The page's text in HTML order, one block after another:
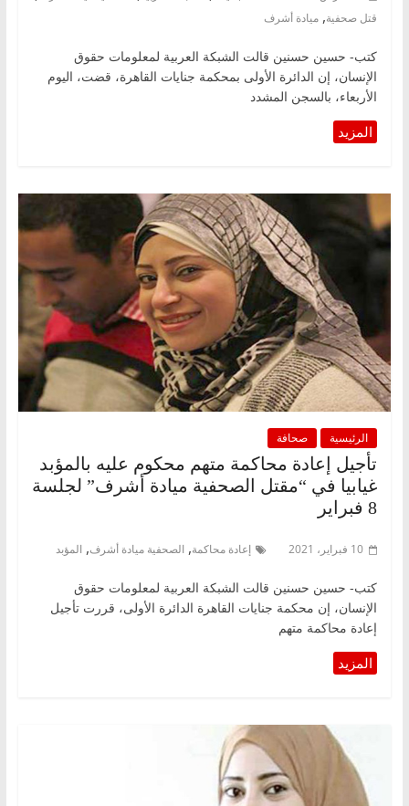
قتل صحفية, ميادة أشرف
كتب- حسين حسنين قالت الشبكة العربية لمعلومات حقوق
الإنسان، إن الدائرة الأولى بمحكمة جنايات القاهرة، قضت، اليوم
الأربعاء، بالسجن المشدد
الرئيسية صحافة
تأجيل إعادة محاكمة متهم محكوم عليه بالمؤبد
غيابيا في “مقتل الصحفية ميادة أشرف” لجلسة
8 فبراير
10 فبراير، 2021 إعادة محاكمة, الصحفية ميادة أشرف, المؤبد
كتب- حسين حسنين قالت الشبكة العربية لمعلومات حقوق
الإنسان، إن محكمة جنايات القاهرة الدائرة الأولى، قررت تأجيل
إعادة محاكمة متهم